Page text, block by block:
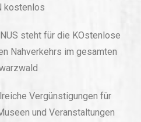
kostenlos
steht für die KOstenlose
Nahverkehrs im gesamten
Vergünstigungen für
und Veranstaltungen